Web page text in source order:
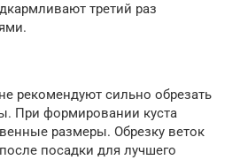
третий раз
рекомендуют сильно обрезать
При формировании куста
размеры. Обрезку веток
посадки для лучшего